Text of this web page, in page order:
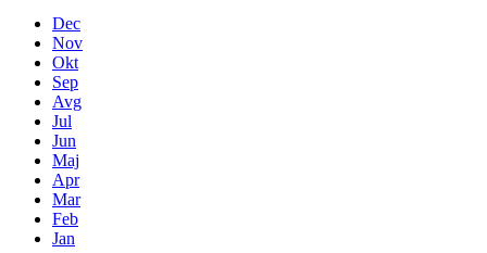
Dec
Nov
Okt
Sep
Avg
Jul
Jun
Maj
Apr
Mar
Feb
Jan